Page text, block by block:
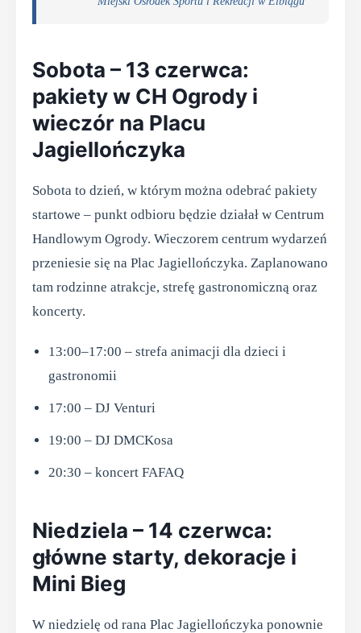
Sobota – 13 czerwca:
pakiety w CH Ogrody i
wieczór na Placu
Jagiellończyka
Sobota to dzień, w którym można odebrać pakiety
startowe – punkt odbioru będzie działał w Centrum
Handlowym Ogrody. Wieczorem centrum wydarzeń
przeniesie się na Plac Jagiellończyka. Zaplanowano
tam rodzinne atrakcje, strefę gastronomiczną oraz
koncerty.
13:00–17:00 – strefa animacji dla dzieci i
gastronomii
17:00 – DJ Venturi
19:00 – DJ DMCKosa
20:30 – koncert FAFAQ
Niedziela – 14 czerwca:
główne starty, dekoracje i
Mini Bieg
W niedzielę od rana Plac Jagiellończyka ponownie